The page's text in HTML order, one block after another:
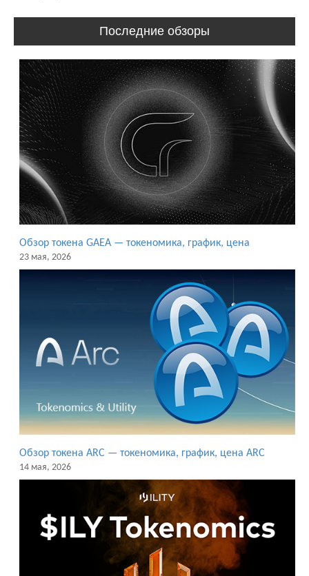
Последние обзоры
Обзор токена GAEA — токеномика, график, цена
23 мая, 2026
Обзор токена ARC — токеномика, график, цена ARC
14 мая, 2026